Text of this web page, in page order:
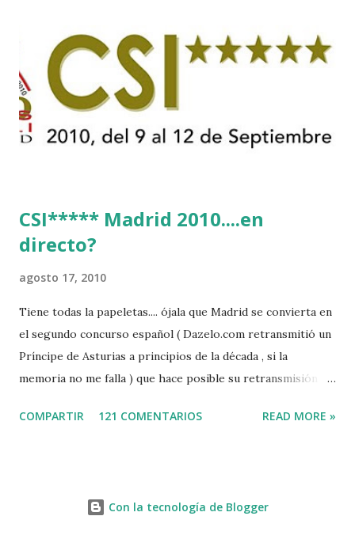
CSI***** Madrid 2010....en
directo?
agosto 17, 2010
Tiene todas la papeletas.... ójala que Madrid se convierta en
el segundo concurso español ( Dazelo.com retransmitió un
Príncipe de Asturias a principios de la década , si la
memoria no me falla ) que hace posible su retransmisión via
mundo mundial...
COMPARTIR 121 COMENTARIOS READ MORE »
Con la tecnología de Blogger